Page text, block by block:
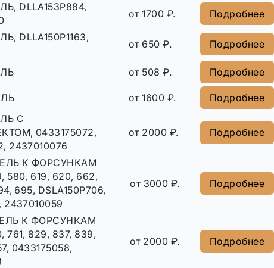
DLLA153P884,
от 1700 ₽. Подробнее
DLLA150P1163,
от 650 ₽. Подробнее
от 508 ₽. Подробнее
от 1600 ₽. Подробнее
С
0433175072,
2437010076
от 2000 ₽. Подробнее
К ФОРСУНКАМ
580, 619, 620, 662,
695, DSLA150P706,
2437010059
от 3000 ₽. Подробнее
К ФОРСУНКАМ
761, 829, 837, 839,
0433175058,
от 2000 ₽. Подробнее